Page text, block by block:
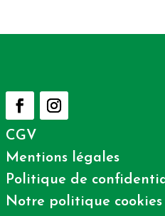
CGV
Mentions légales
Politique de
Notre politique cookies